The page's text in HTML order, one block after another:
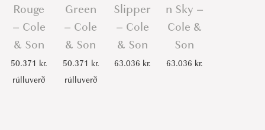
Rouge
– Cole
& Son
50.371 kr.
rúlluverð
Green
– Cole
& Son
50.371 kr.
rúlluverð
Slipper
– Cole
& Son
63.036 kr.
n Sky –
Cole &
Son
63.036 kr.